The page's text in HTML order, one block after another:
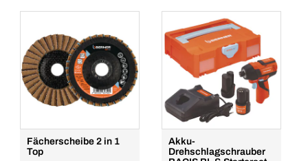
Fächerscheibe 2 in 1
Top
Akku-
Drehschlagschrauber